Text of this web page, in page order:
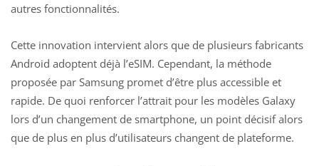
autres fonctionnalités.
Cette innovation intervient alors que de plusieurs fabricants
Android adoptent déjà l’eSIM. Cependant, la méthode
proposée par Samsung promet d’être plus accessible et
rapide. De quoi renforcer l’attrait pour les modèles Galaxy
lors d’un changement de smartphone, un point décisif alors
que de plus en plus d’utilisateurs changent de plateforme.